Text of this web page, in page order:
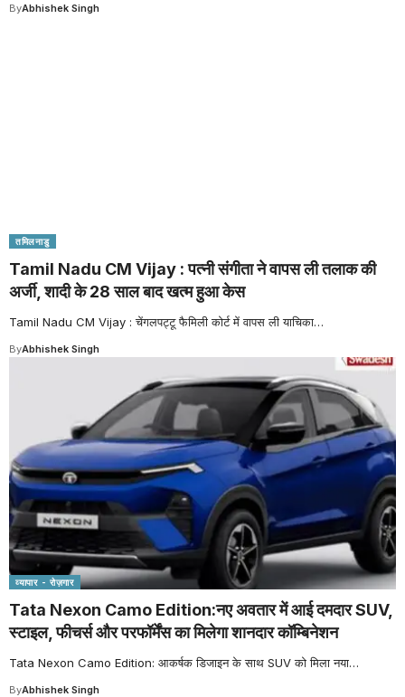
ByAbhishek Singh
तमिलनाडु
Tamil Nadu CM Vijay : पत्नी संगीता ने वापस ली तलाक की
अर्जी, शादी के 28 साल बाद खत्म हुआ केस
Tamil Nadu CM Vijay : चेंगलपट्टू फैमिली कोर्ट में वापस ली याचिका…
ByAbhishek Singh
व्यापार - रोज़गार
Tata Nexon Camo Edition:नए अवतार में आई दमदार SUV,
स्टाइल, फीचर्स और परफॉर्मेंस का मिलेगा शानदार कॉम्बिनेशन
Tata Nexon Camo Edition: आकर्षक डिजाइन के साथ SUV को मिला नया…
ByAbhishek Singh